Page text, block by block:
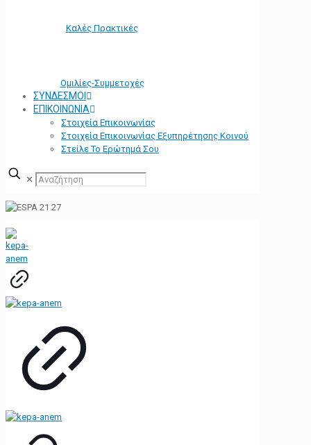
Καλές Πρακτικές
Ομιλίες-Συμμετοχές
ΣΥΝΔΕΣΜΟΙ
ΕΠΙΚΟΙΝΩΝΙΑ
Στοιχεία Επικοινωνίας
Στοιχεία Επικοινωνίας Εξυπηρέτησης Κοινού
Στείλε Το Ερώτημά Σου
✕